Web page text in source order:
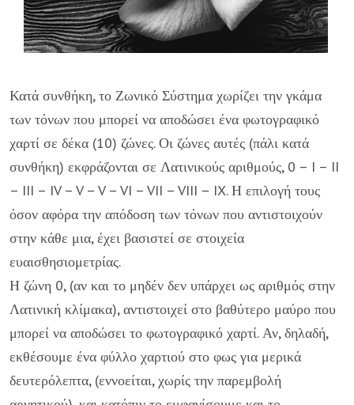
Κατά συνθήκη, το Ζωνικό Σύστημα χωρίζει την γκάμα
των τόνων που μπορεί να αποδώσει ένα φωτογραφικό
χαρτί σε δέκα (10) ζώνες. Οι ζώνες αυτές (πάλι κατά
συνθήκη) εκφράζονται σε Λατινικούς αριθμούς, 0 – I – II
– III – IV – V – V – VI – VII – VIII – IX. Η επιλογή τους
όσον αφόρα την απόδοση των τόνων που αντιστοιχούν
στην κάθε μια, έχει βασιστεί σε στοιχεία
ευαισθησιομετρίας.
Η ζώνη 0, (αν και το μηδέν δεν υπάρχει ως αριθμός στην
Λατινική κλίμακα), αντιστοιχεί στο βαθύτερο μαύρο που
μπορεί να αποδώσει το φωτογραφικό χαρτί. Αν, δηλαδή,
εκθέσουμε ένα φύλλο χαρτιού στο φως για μερικά
δευτερόλεπτα, (εννοείται, χωρίς την παρεμβολή